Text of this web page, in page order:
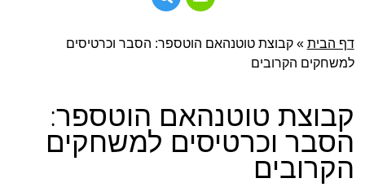
תפריט ראשי
דילוג
לתוכן
דף הבית »קבוצת טוטנהאם הוטספר: הסבר וכרטיסים
למשחקים הקרובים
קבוצת טוטנהאם הוטספר:
הסבר וכרטיסים למשחקים
הקרובים